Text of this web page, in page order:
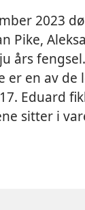
2023
Pike,
års
er en av
Eduard
sitter i